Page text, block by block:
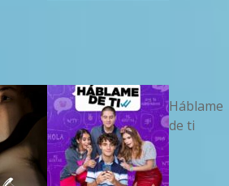
Háblame
de ti